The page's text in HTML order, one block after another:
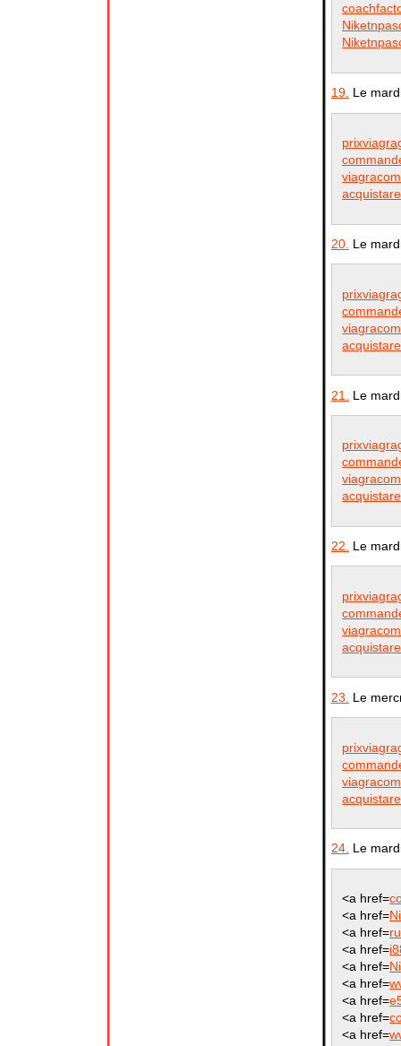
19. Le
20. Le
21. Le
22. Le
23. Le
24. Le
<a href=
<a href=
<a href=
<a href=
<a href=
<a href=
<a href=
<a href=
<a href=